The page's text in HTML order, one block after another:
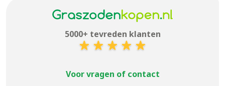
5000+ tevreden klanten
Voor vragen of contact